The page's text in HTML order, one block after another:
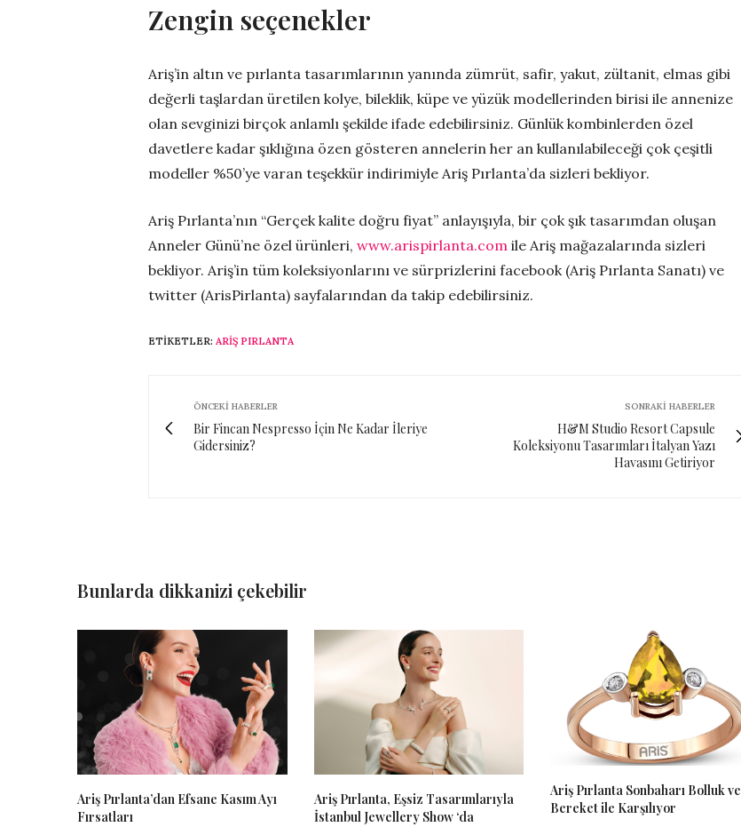
Zengin seçenekler
Ariş’in altın ve pırlanta tasarımlarının yanında zümrüt, safir, yakut, zültanit, elmas gibi
değerli taşlardan üretilen kolye, bileklik, küpe ve yüzük modellerinden birisi ile annenize
olan sevginizi birçok anlamlı şekilde ifade edebilirsiniz. Günlük kombinlerden özel
davetlere kadar şıklığına özen gösteren annelerin her an kullanılabileceği çok çeşitli
modeller %50’ye varan teşekkür indirimiyle Ariş Pırlanta’da sizleri bekliyor.
Ariş Pırlanta’nın “Gerçek kalite doğru fiyat” anlayışıyla, bir çok şık tasarımdan oluşan
Anneler Günü’ne özel ürünleri, www.arispirlanta.com ile Ariş mağazalarında sizleri
bekliyor. Ariş’in tüm koleksiyonlarını ve sürprizlerini facebook (Ariş Pırlanta Sanatı) ve
twitter (ArisPirlanta) sayfalarından da takip edebilirsiniz.
ETIKETLER: ARIŞ PIRLANTA
ÖNCEKI HABERLER
Bir Fincan Nespresso İçin Ne Kadar İleriye
Gidersiniz?
SONRAKI HABERLER
H&M Studio Resort Capsule
Koleksiyonu Tasarımları İtalyan Yazı
Havasını Getiriyor
Bunlarda dikkanizi çekebilir
Ariş Pırlanta’dan Efsane Kasım Ayı
Fırsatları
Ariş Pırlanta, Eşsiz Tasarımlarıyla
İstanbul Jewellery Show ‘da
Ariş Pırlanta Sonbaharı Bolluk ve
Bereket ile Karşılıyor